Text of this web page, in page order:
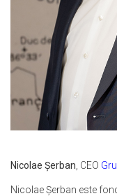
Nicolae Șerban , CEO
Nicolae Șerban este